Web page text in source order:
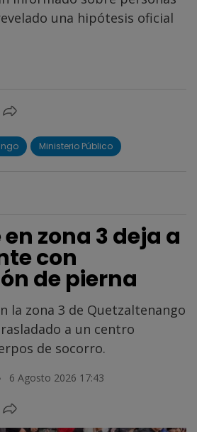
una hipótesis oficial
Ministerio Público
zona 3 deja a
con
de pierna
la zona 3 de Quetzaltenango
a un centro
de socorro.
6 Agosto 2026 17:43